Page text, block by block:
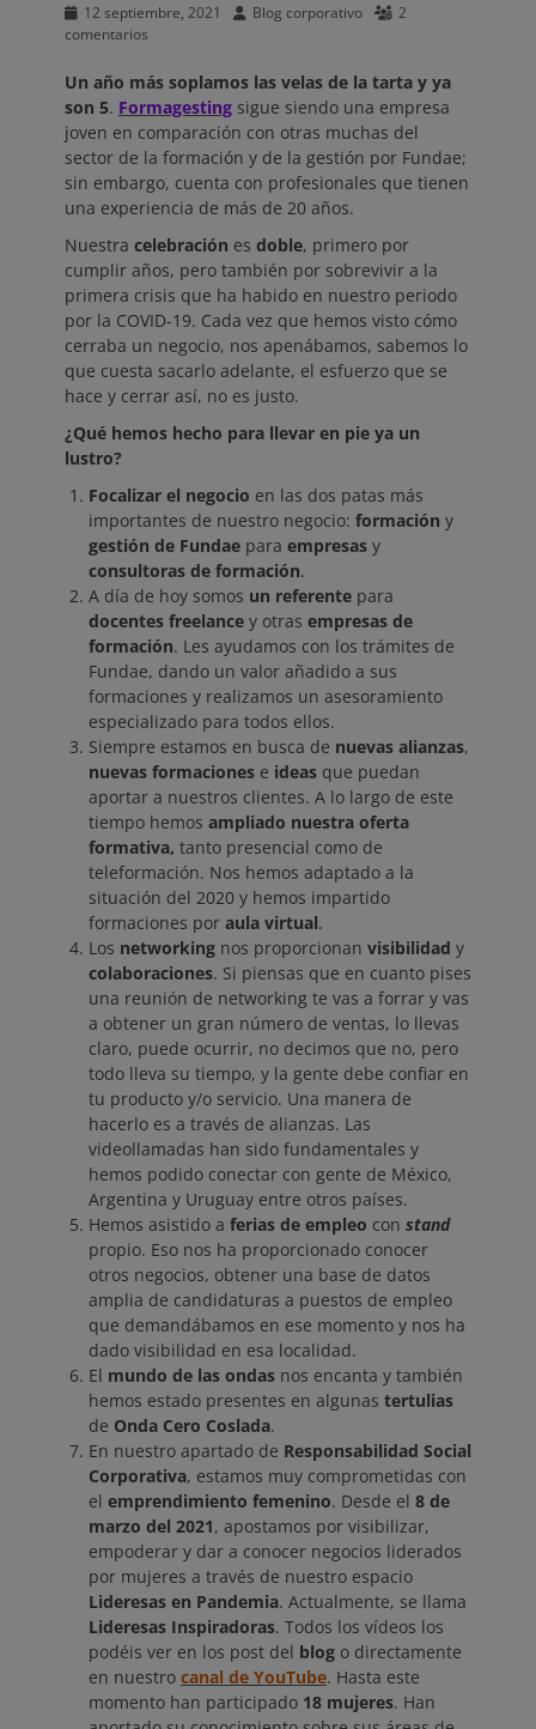
Publicado
el
12 septiembre, 2021 AutorBlog corporativo
2
comentarios
Un año más soplamos las velas de la tarta y ya
son 5. Formagesting sigue siendo una empresa
joven en comparación con otras muchas del
sector de la formación y de la gestión por Fundae;
sin embargo, cuenta con profesionales que tienen
una experiencia de más de 20 años.
Nuestra celebración es doble, primero por
cumplir años, pero también por sobrevivir a la
primera crisis que ha habido en nuestro periodo
por la COVID-19. Cada vez que hemos visto cómo
cerraba un negocio, nos apenábamos, sabemos lo
que cuesta sacarlo adelante, el esfuerzo que se
hace y cerrar así, no es justo.
¿Qué hemos hecho para llevar en pie ya un
lustro?
Focalizar el negocio en las dos patas más
importantes de nuestro negocio: formación y
gestión de Fundae para empresas y
consultoras de formación.
A día de hoy somos un referente para
docentes freelance y otras empresas de
formación. Les ayudamos con los trámites de
Fundae, dando un valor añadido a sus
formaciones y realizamos un asesoramiento
especializado para todos ellos.
Siempre estamos en busca de nuevas alianzas,
nuevas formaciones e ideas que puedan
aportar a nuestros clientes. A lo largo de este
tiempo hemos ampliado nuestra oferta
formativa, tanto presencial como de
teleformación. Nos hemos adaptado a la
situación del 2020 y hemos impartido
formaciones por aula virtual.
Los networking nos proporcionan visibilidad y
colaboraciones. Si piensas que en cuanto pises
una reunión de networking te vas a forrar y vas
a obtener un gran número de ventas, lo llevas
claro, puede ocurrir, no decimos que no, pero
todo lleva su tiempo, y la gente debe confiar en
tu producto y/o servicio. Una manera de
hacerlo es a través de alianzas. Las
videollamadas han sido fundamentales y
hemos podido conectar con gente de México,
Argentina y Uruguay entre otros países.
Hemos asistido a ferias de empleo con stand
propio. Eso nos ha proporcionado conocer
otros negocios, obtener una base de datos
amplia de candidaturas a puestos de empleo
que demandábamos en ese momento y nos ha
dado visibilidad en esa localidad.
El mundo de las ondas nos encanta y también
hemos estado presentes en algunas tertulias
de Onda Cero Coslada.
En nuestro apartado de Responsabilidad Social
Corporativa, estamos muy comprometidas con
el emprendimiento femenino. Desde el 8 de
marzo del 2021, apostamos por visibilizar,
empoderar y dar a conocer negocios liderados
por mujeres a través de nuestro espacio
Lideresas en Pandemia. Actualmente, se llama
Lideresas Inspiradoras. Todos los vídeos los
podéis ver en los post del blog o directamente
en nuestro canal de YouTube. Hasta este
momento han participado 18 mujeres. Han